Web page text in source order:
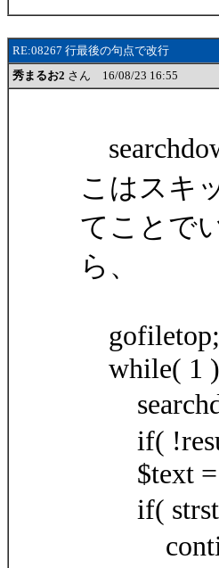
RE:08267 行最後の句点で改行
秀まるお2 さん 16/08/23 16:55
こはスキ
てことで
ら、
gofiletop;
while( 1
if(
$text =
if( strstr(